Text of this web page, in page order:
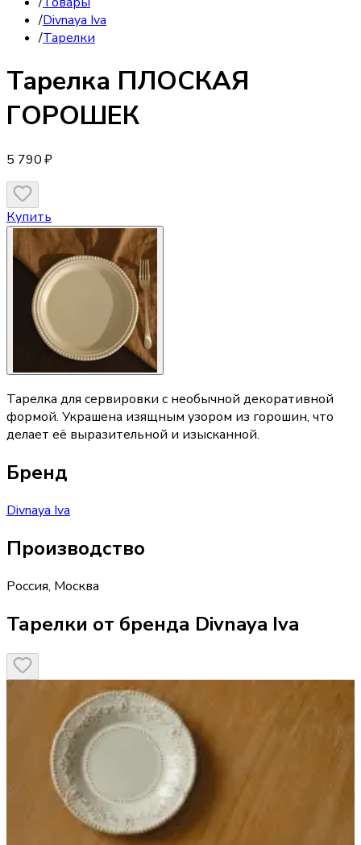
/Divnaya Iva
/Тарелки
Тарелка ПЛОСКАЯ
ГОРОШЕК
5 790 ₽
Купить
Тарелка для сервировки с необычной декоративной
формой. Украшена изящным узором из горошин, что
делает её выразительной и изысканной.
Бренд
Divnaya Iva
Производство
Россия, Москва
Тарелки от бренда Divnaya Iva